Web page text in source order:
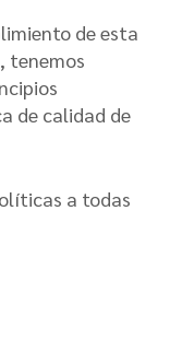
de esta
tenemos
de calidad de
a todas